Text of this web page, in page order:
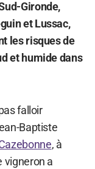
Gironde,
et Lussac,
les risques de
et humide dans
falloir
Baptiste
, à
vigneron a